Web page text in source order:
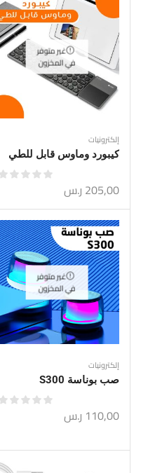
غير متوفر
في المخزون
إلكترونيات
كيبورد وماوس قابل للطي
205,00 ر.س
غير متوفر
في المخزون
إلكترونيات
صب بوناسة S300
110,00 ر.س